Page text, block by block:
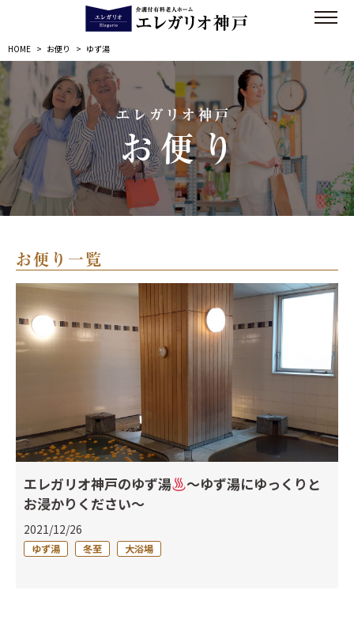
HOME > お便り > ゆず湯
エレガリオ神戸
お便り
お便り一覧
エレガリオ神戸のゆず湯
～ゆず湯にゆっくりと
お浸かりください～
2021/12/26
ゆず湯 冬至 大浴場